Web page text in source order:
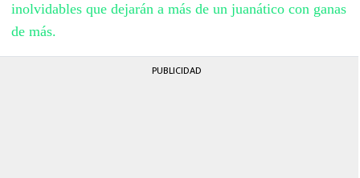
FÓRMULA 1
inolvidables que dejarán a más de un juanático con ganas
de más.
PUBLICIDAD